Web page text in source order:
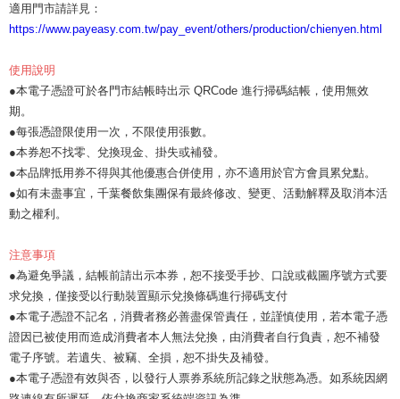
適用門市請詳見：
https://www.payeasy.com.tw/pay_event/others/production/chienyen.html
使用說明
●本電子憑證可於各門市結帳時出示 QRCode 進行掃碼結帳，使用無效
期。
●每張憑證限使用一次，不限使用張數。
●本券恕不找零、兌換現金、掛失或補發。
●本品牌抵用券不得與其他優惠合併使用，亦不適用於官方會員累兌點。
●如有未盡事宜，千葉餐飲集團保有最終修改、變更、活動解釋及取消本活
動之權利。
注意事項
●為避免爭議，結帳前請出示本券，恕不接受手抄、口說或截圖序號方式要
求兌換，僅接受以行動裝置顯示兌換條碼進行掃碼支付
●本電子憑證不記名，消費者務必善盡保管責任，並謹慎使用，若本電子憑
證因已被使用而造成消費者本人無法兌換，由消費者自行負責，恕不補發
電子序號。若遺失、被竊、全損，恕不掛失及補發。
●本電子憑證有效與否，以發行人票券系統所記錄之狀態為憑。如系統因網